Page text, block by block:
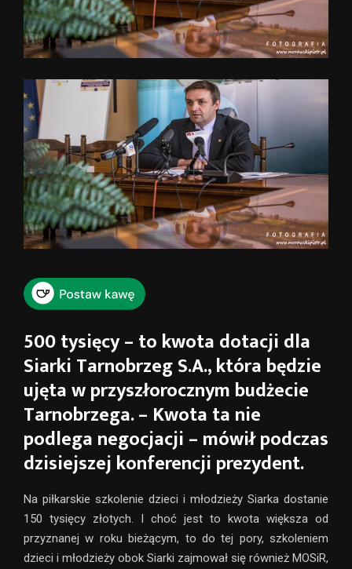
500 tysięcy – to kwota dotacji dla
Siarki Tarnobrzeg S.A., która będzie
ujęta w przyszłorocznym budżecie
Tarnobrzega. – Kwota ta nie
podlega negocjacji – mówił podczas
dzisiejszej konferencji prezydent.
Na piłkarskie szkolenie dzieci i młodzieży Siarka dostanie
150 tysięcy złotych. I choć jest to kwota większa od
przyznanej w roku bieżącym, to do tej pory, szkoleniem
dzieci i młodzieży obok Siarki zajmował się również MOSiR,